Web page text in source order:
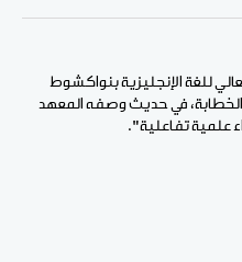
الإيميل
للغة الإنجليزية بنواكشوط
الخطابة، في حديث وصفه المعهد
علمية تفاعلية".